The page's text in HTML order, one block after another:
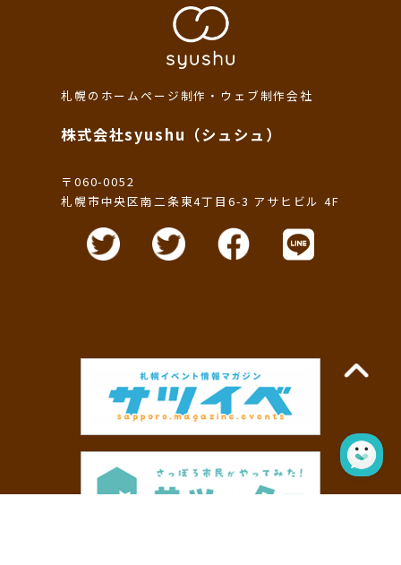
札幌のホームページ制作・ウェブ制作会社
株式会社syushu（シュシュ）
〒060-0052
札幌市中央区南二条東4丁目6-3 アサヒビル 4F